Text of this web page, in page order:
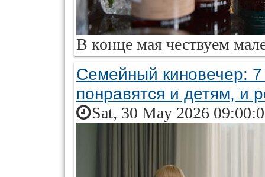
В конце мая чествуем
Семейный киновечер:
понравятся и детям, и
Sat, 30 May 2026